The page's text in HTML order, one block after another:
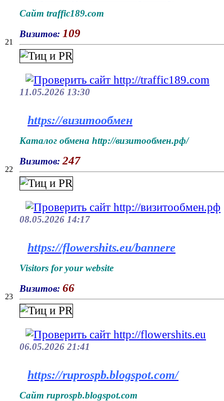
21
Сайт traffic189.com
Визитов: 109
11.05.2026 13:30
22
https://визитообмен
Каталог обмена http://визитообмен.рф/
Визитов: 247
08.05.2026 14:17
23
https://flowershits.eu/bannere
Visitors for your website
Визитов: 66
06.05.2026 21:41
https://ruprospb.blogspot.com/
Сайт ruprospb.blogspot.com